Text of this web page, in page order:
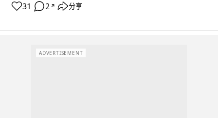
31 2 ↗ 分享
ADVERTISEMENT